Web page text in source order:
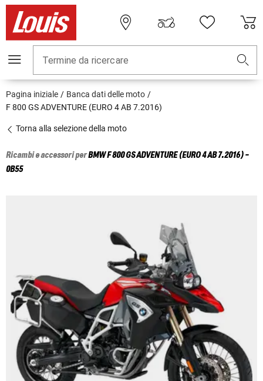
Termine da ricercare
Pagina iniziale
Banca dati delle moto
F 800 GS ADVENTURE (EURO 4 AB 7.2016)
Torna alla selezione della moto
Ricambi e accessori perBMWF 800 GS ADVENTURE (EURO 4 AB 7.2016) -
0B55